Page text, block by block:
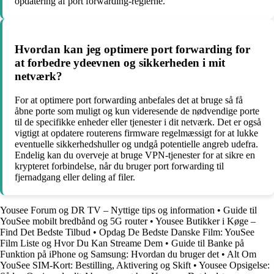
Hvordan kan jeg optimere port forwarding for
at forbedre ydeevnen og sikkerheden i mit
netværk?
For at optimere port forwarding anbefales det at bruge så få
åbne porte som muligt og kun videresende de nødvendige porte
til de specifikke enheder eller tjenester i dit netværk. Det er også
vigtigt at opdatere routerens firmware regelmæssigt for at lukke
eventuelle sikkerhedshuller og undgå potentielle angreb udefra.
Endelig kan du overveje at bruge VPN-tjenester for at sikre en
krypteret forbindelse, når du bruger port forwarding til
fjernadgang eller deling af filer.
Yousee Forum og DR TV – Nyttige tips og information • Guide til
YouSee mobilt bredbånd og 5G router• Yousee Butikker i Køge –
Find Det Bedste Tilbud • Opdag De Bedste Danske Film: YouSee
Film Liste og Hvor Du Kan Streame Dem • Guide til Banke på
Funktion på iPhone og Samsung: Hvordan du bruger det • Alt Om
YouSee SIM-Kort: Bestilling, Aktivering og Skift • Yousee Opsigelse: